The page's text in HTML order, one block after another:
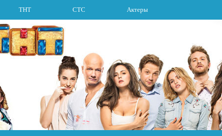
ТНТ СТС Актеры